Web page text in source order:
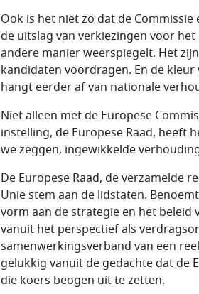
Ook is het niet zo dat de
de uitslag van verkiezingen voor
andere manier weerspiegelt. Het
kandidaten voordragen. En de
hangt eerder af van nationale
Niet alleen met de Europese
instelling, de Europese Raad, heeft
we zeggen, ingewikkelde
De Europese Raad, de verzamelde
Unie stem aan de lidstaten.
vorm aan de strategie en het beleid
vanuit het perspectief als
samenwerkingsverband van een
gelukkig vanuit de gedachte dat de
die koers beogen uit te zetten.